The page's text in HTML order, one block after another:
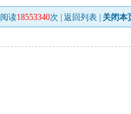
阅读18553340次 |返回列表 关闭本